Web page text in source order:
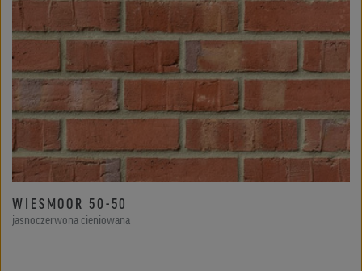
WIESMOOR 50-50
jasnoczerwona cieniowana